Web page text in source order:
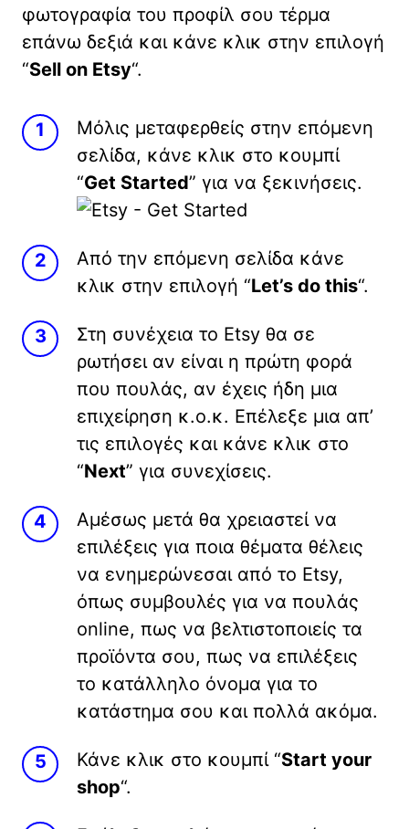
φωτογραφία του προφίλ σου τέρμα
επάνω δεξιά και κάνε κλικ στην επιλογή
“Sell on Etsy“.
Μόλις μεταφερθείς στην επόμενη
σελίδα, κάνε κλικ στο κουμπί
“Get Started” για να ξεκινήσεις.
Από την επόμενη σελίδα κάνε
κλικ στην επιλογή “Let’s do this“.
Στη συνέχεια το Etsy θα σε
ρωτήσει αν είναι η πρώτη φορά
που πουλάς, αν έχεις ήδη μια
επιχείρηση κ.ο.κ. Επέλεξε μια απ’
τις επιλογές και κάνε κλικ στο
“Next” για συνεχίσεις.
Αμέσως μετά θα χρειαστεί να
επιλέξεις για ποια θέματα θέλεις
να ενημερώνεσαι από το Etsy,
όπως συμβουλές για να πουλάς
online, πως να βελτιστοποιείς τα
προϊόντα σου, πως να επιλέξεις
το κατάλληλο όνομα για το
κατάστημα σου και πολλά ακόμα.
Κάνε κλικ στο κουμπί “Start your
shop“.